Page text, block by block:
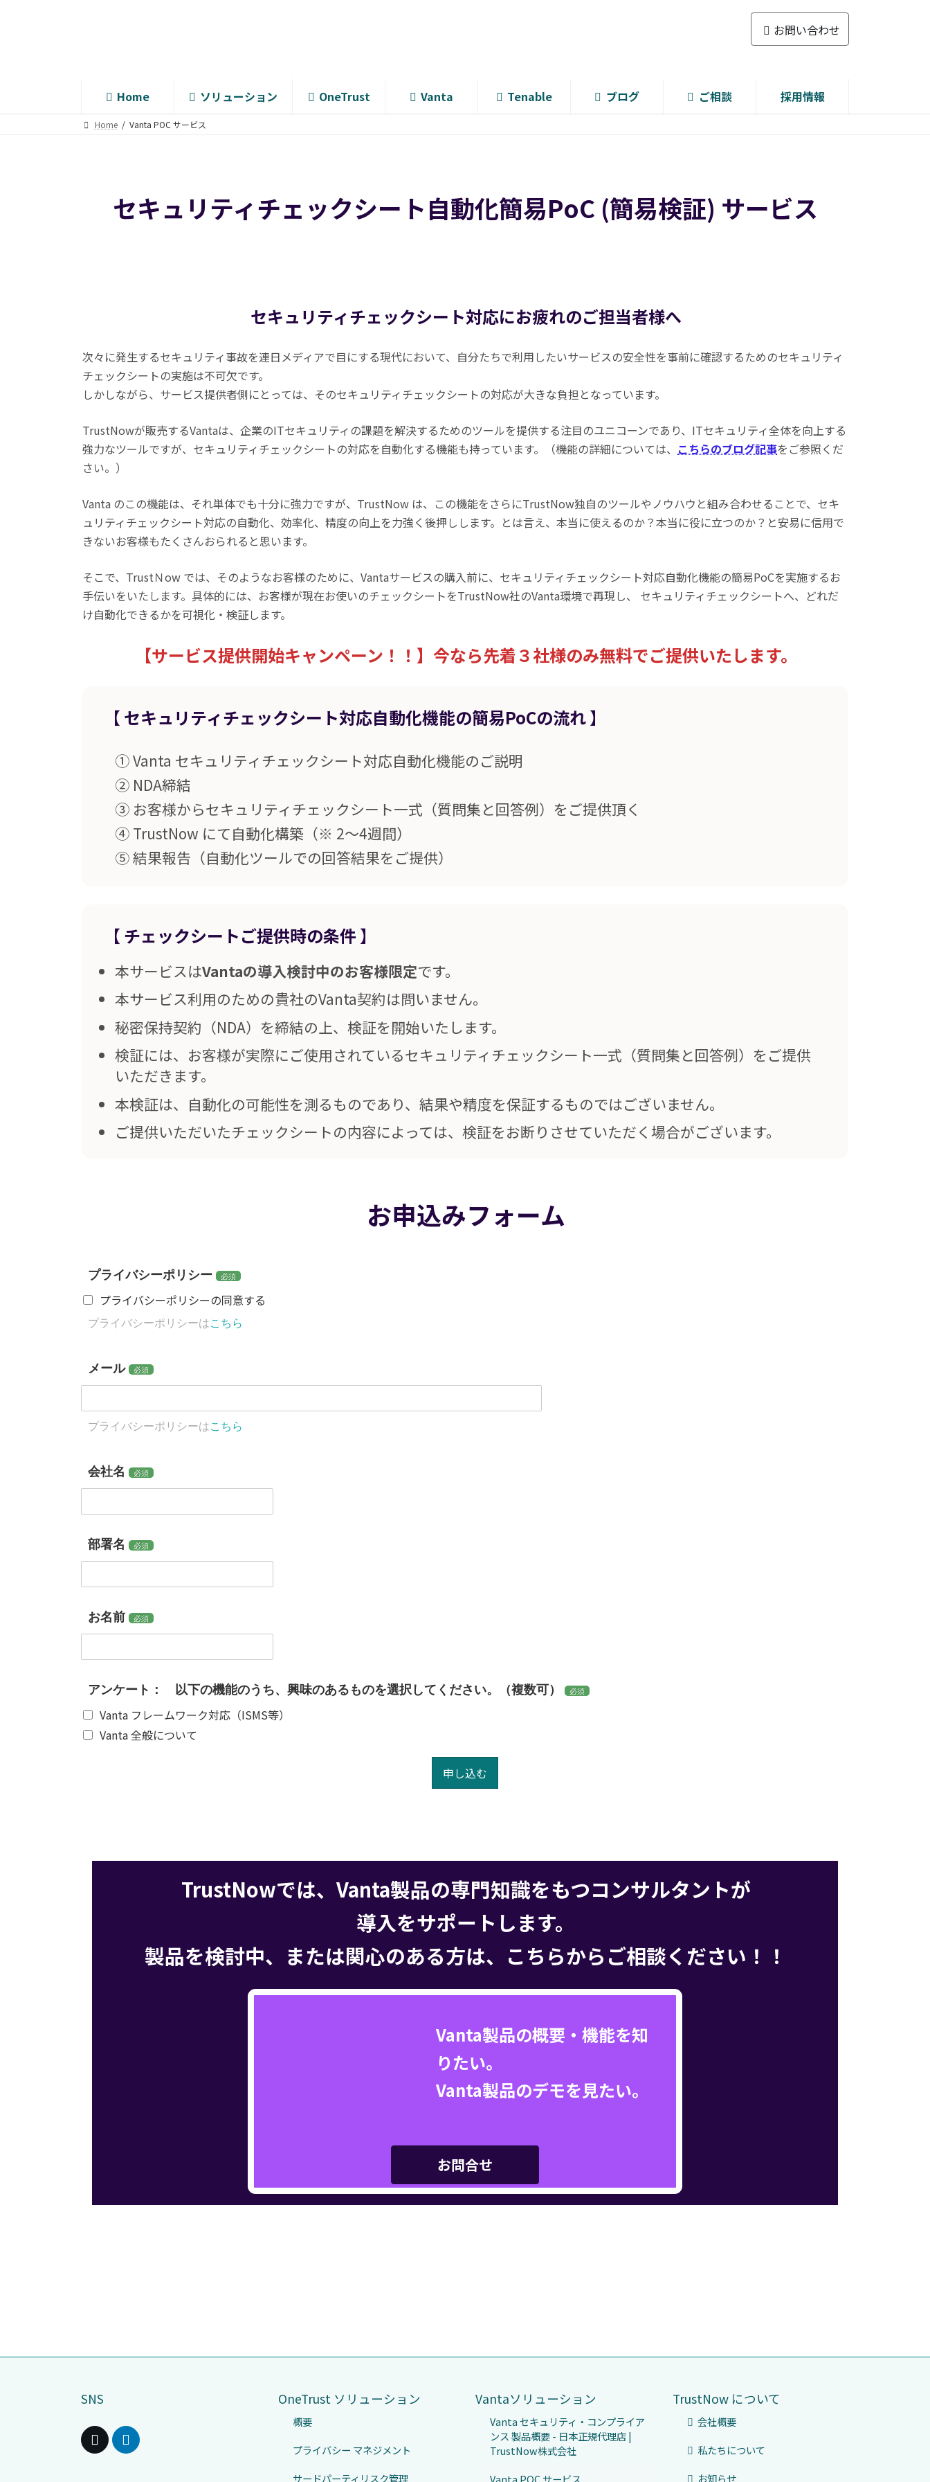
お問い合わせ
Home ソリューション OneTrust Vanta Tenable ブログ ご相談 採用情報
Home Vanta POC サービス
セキュリティチェックシート自動化簡易PoC (簡易検証) サービス
セキュリティチェックシート対応にお疲れのご担当者様へ
次々に発生するセキュリティ事故を連日メディアで目にする現代において、自分たちで利用したいサービスの安全性を事前に確認するためのセキュリティ
チェックシートの実施は不可欠です。
しかしながら、サービス提供者側にとっては、そのセキュリティチェックシートの対応が大きな負担となっています。
TrustNowが販売するVantaは、企業のITセキュリティの課題を解決するためのツールを提供する注目のユニコーンであり、ITセキュリティ全体を向上する
強力なツールですが、セキュリティチェックシートの対応を自動化する機能も持っています。（機能の詳細については、 こちらのブログ記事をご参照くだ
さい。）
Vanta のこの機能は、それ単体でも十分に強力ですが、TrustNow は、この機能をさらにTrustNow独自のツールやノウハウと組み合わせることで、セキ
ュリティチェックシート対応の自動化、効率化、精度の向上を力強く後押しします。とは言え、本当に使えるのか？本当に役に立つのか？と安易に信用で
きないお客様もたくさんおられると思います。
そこで、TrustＮow では、そのようなお客様のために、Vantaサービスの購入前に、セキュリティチェックシート対応自動化機能の簡易PoCを実施するお
手伝いをいたします。具体的には、お客様が現在お使いのチェックシートをTrustNow社のVanta環境で再現し、 セキュリティチェックシートへ、どれだ
け自動化できるかを可視化・検証します。
【サービス提供開始キャンペーン！！】今なら先着３社様のみ無料でご提供いたします。
【 セキュリティチェックシート対応自動化機能の簡易PoCの流れ】
① Vanta セキュリティチェックシート対応自動化機能のご説明
② NDA締結
③ お客様からセキュリティチェックシート一式（質問集と回答例）をご提供頂く
④ TrustNow にて自動化構築（※ 2～4週間）
⑤ 結果報告（自動化ツールでの回答結果をご提供）
【 チェックシートご提供時の条件】
本サービスはVantaの導入検討中のお客様限定です。
本サービス利用のための貴社のVanta契約は問いません。
秘密保持契約（NDA）を締結の上、検証を開始いたします。
検証には、お客様が実際にご使用されているセキュリティチェックシート一式（質問集と回答例）をご提供
いただきます。
本検証は、自動化の可能性を測るものであり、結果や精度を保証するものではございません。
ご提供いただいたチェックシートの内容によっては、検証をお断りさせていただく場合がございます。
お申込みフォーム
プライバシーポリシー 必須
プライバシーポリシーの同意する
プライバシーポリシーは こちら
メール 必須
プライバシーポリシーは こちら
会社名 必須
部署名 必須
お名前 必須
アンケート： 以下の機能のうち、興味のあるものを選択してください。（複数可） 必須
Vanta フレームワーク対応（ISMS等）
Vanta 全般について
申し込む
TrustNowでは、Vanta製品の専門知識をもつコンサルタントが
導入をサポートします。
製品を検討中、または関心のある方は、こちらからご相談ください！！
Vanta製品の概要・機能を知
りたい。
Vanta製品のデモを見たい。
お問合せ
SNS OneTrust ソリューション
概要
プライバシー マネジメント
サードパーティリスク管理
Vantaソリューション
Vanta セキュリティ・コンプライア
ンス 製品概要 - 日本正規代理店 |
TrustNow株式会社
Vanta POC サービス
TrustNow について
会社概要
私たちについて
お知らせ